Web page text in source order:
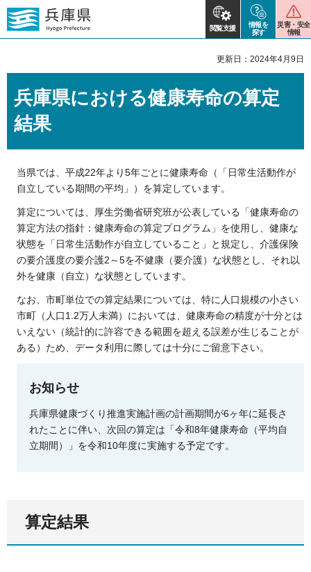
閲覧支援
情報を
探す
災害・安全
情報
更新日：2024年4月9日
兵庫県における健康寿命の算定
結果
当県では、平成22年より5年ごとに健康寿命（「日常生活動作が
自立している期間の平均」）を算定しています。
算定については、厚生労働省研究班が公表している「健康寿命の
算定方法の指針：健康寿命の算定プログラム」を使用し、健康な
状態を「日常生活動作が自立していること」と規定し、介護保険
の要介護度の要介護2～5を不健康（要介護）な状態とし、それ以
外を健康（自立）な状態としています。
なお、市町単位での算定結果については、特に人口規模の小さい
市町（人口1.2万人未満）においては、健康寿命の精度が十分とは
いえない（統計的に許容できる範囲を超える誤差が生じることが
ある）ため、データ利用に際しては十分にご留意下さい。
お知らせ
兵庫県健康づくり推進実施計画の計画期間が6ヶ年に延長さ
れたことに伴い、次回の算定は「令和8年健康寿命（平均自
立期間）」を令和10年度に実施する予定です。
算定結果